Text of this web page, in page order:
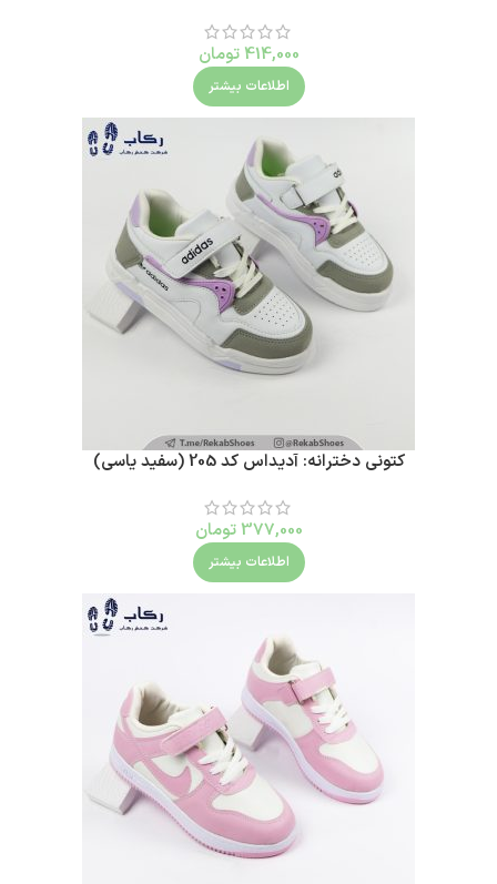
414,000 تومان
اطلاعات بیشتر
کتونی دخترانه: آدیداس کد 205 (سفید یاسی)
377,000 تومان
اطلاعات بیشتر